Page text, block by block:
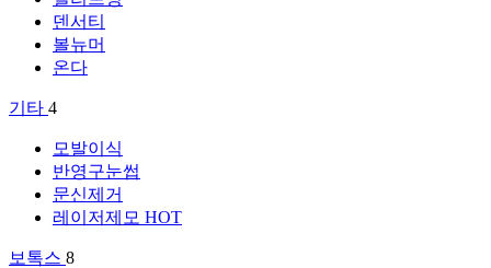
덴서티
볼뉴머
온다
기타 4
모발이식
반영구눈썹
문신제거
레이저제모 HOT
보톡스 8